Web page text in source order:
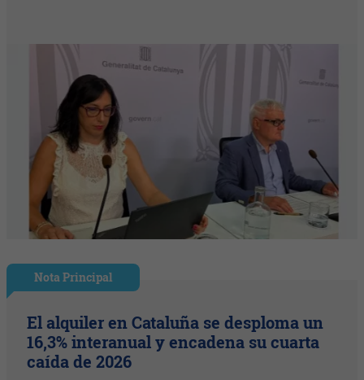
Nota Principal
El alquiler en Cataluña se desploma un
16,3% interanual y encadena su cuarta
caída de 2026